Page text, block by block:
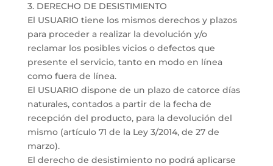
3. DERECHO DE DESISTIMIENTO
El USUARIO tiene los mismos derechos y plazos
para proceder a realizar la devolución y/o
reclamar los posibles vicios o defectos que
presente el servicio, tanto en modo en línea
como fuera de línea.
El USUARIO dispone de un plazo de catorce días
naturales, contados a partir de la fecha de
recepción del producto, para la devolución del
mismo (artículo 71 de la Ley 3/2014, de 27 de
marzo).
El derecho de desistimiento no podrá aplicarse